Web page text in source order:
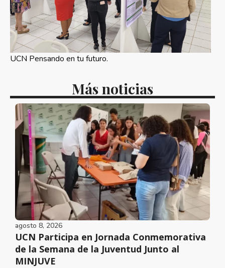
UCN Pensando en tu futuro.
Más noticias
agosto 8, 2026
UCN Participa en Jornada Conmemorativa
de la Semana de la Juventud Junto al
MINJUVE